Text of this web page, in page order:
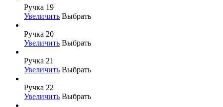
Ручка 19
Увеличить Выбрать
Ручка 20
Увеличить Выбрать
Ручка 21
Увеличить Выбрать
Ручка 22
Увеличить Выбрать